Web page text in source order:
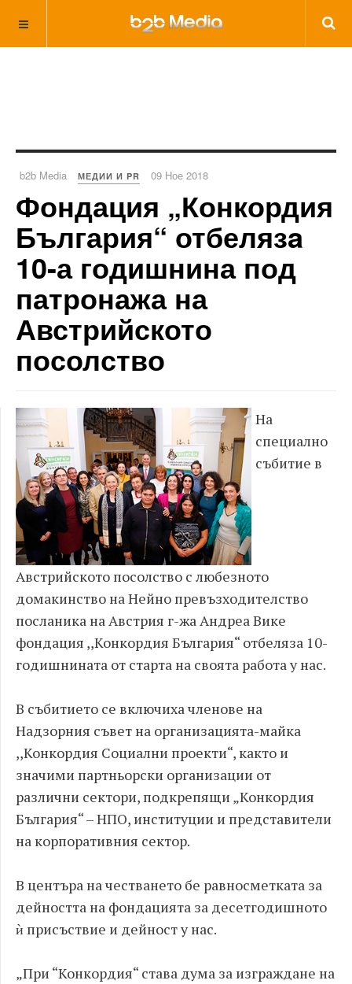
b2b Media МЕДИИ И PR 09 Ное 2018
Фондация „Конкордия
България“ отбелязa
10-а годишнина под
патронажа на
Австрийското
посолство
На
специално
събитие в
Австрийското посолство с любезното
домакинство на Нейно превъзходителство
посланика на Австрия г-жа Андреа Вике
фондация ,,Конкордия България“ отбеляза 10-
годишнината от старта на своята работа у нас.
В събитието се включиха членове на
Надзорния съвет на организацията-майка
,,Конкордия Социални проекти“, както и
значими партньорски организации от
различни сектори, подкрепящи „Конкордия
България“ – НПО, институции и представители
на корпоративния сектор.
В центъра на честването бе равносметката за
дейността на фондацията за десетгодишното
ѝ присъствие и дейност у нас.
„При “Конкордия“ става дума за изграждане на